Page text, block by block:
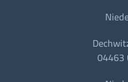
04463